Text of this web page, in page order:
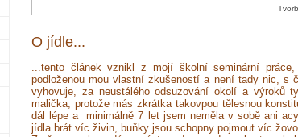
O jídle...
...tento článek vznikl z mojí školní seminární
podloženou mou vlastní zkušeností a není tady nic, s
vyhovuje, za neustálého odsuzování okolí a výroků
malička, protože más zkrátka takovpou tělesnou
dál lépe a minimálně 7 let jsem neměla v sobě ani
jídla brát víc živin, buňky jsou schopny pojmout víc